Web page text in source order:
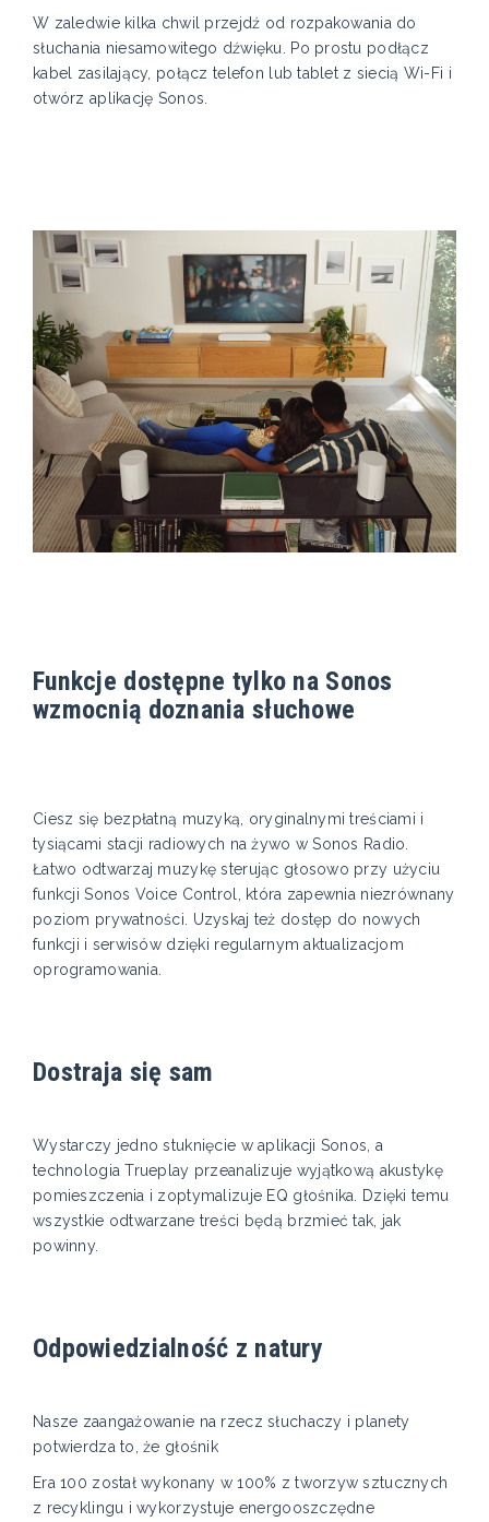
W zaledwie kilka chwil przejdź od rozpakowania do
słuchania niesamowitego dźwięku. Po prostu podłącz
kabel zasilający, połącz telefon lub tablet z siecią Wi-Fi i
otwórz aplikację Sonos.
Funkcje dostępne tylko na Sonos
wzmocnią doznania słuchowe
Ciesz się bezpłatną muzyką, oryginalnymi treściami i
tysiącami stacji radiowych na żywo w Sonos Radio.
Łatwo odtwarzaj muzykę sterując głosowo przy użyciu
funkcji Sonos Voice Control, która zapewnia niezrównany
poziom prywatności. Uzyskaj też dostęp do nowych
funkcji i serwisów dzięki regularnym aktualizacjom
oprogramowania.
Dostraja się sam
Wystarczy jedno stuknięcie w aplikacji Sonos, a
technologia Trueplay przeanalizuje wyjątkową akustykę
pomieszczenia i zoptymalizuje EQ głośnika. Dzięki temu
wszystkie odtwarzane treści będą brzmieć tak, jak
powinny.
Odpowiedzialność z natury
Nasze zaangażowanie na rzecz słuchaczy i planety
potwierdza to, że głośnik
Era 100 został wykonany w 100% z tworzyw sztucznych
z recyklingu i wykorzystuje energooszczędne